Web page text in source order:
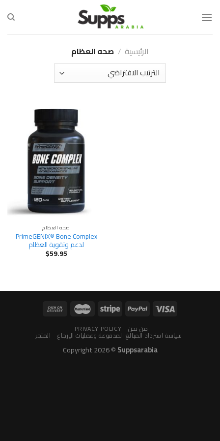
الرئيسية / صحه العظام
صحه العظام
PrimeGENIX® Bone Complex
لدعم وتقوية العظام
$59.95
من نحن PRIVACY POLICY
سياسة استرداد المبالغ المدفوعة وعمليات الإرجاع المتجر
Copyright 2026 ©Suppsarabia